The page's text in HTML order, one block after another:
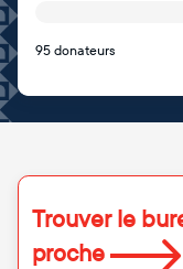
95 donateurs
Trouver le
proche